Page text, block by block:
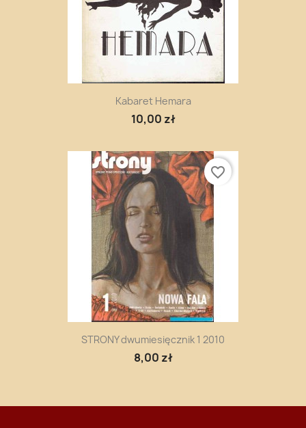
Kabaret Hemara
10,00 zł
STRONY dwumiesięcznik 1 2010
8,00 zł
favorite_border